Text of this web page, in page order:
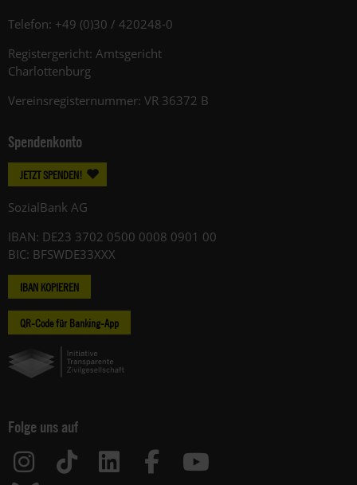
Telefon: +49 (0)30 / 420248-0
Registergericht: Amtsgericht
Charlottenburg
Vereinsregisternummer: VR 36372 B
Spendenkonto
JETZT SPENDEN!
SozialBank AG
IBAN: DE23 3702 0500 0008 0901 00
BIC: BFSWDE33XXX
IBAN KOPIEREN
QR-Code für Banking-App
Folge uns auf